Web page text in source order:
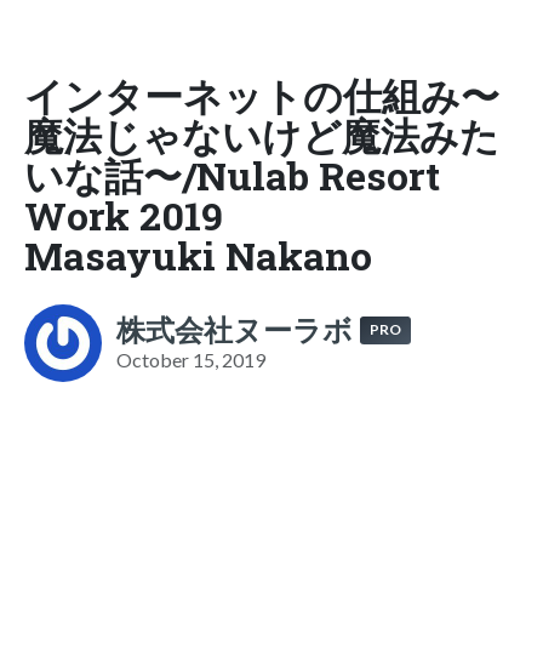
インターネットの仕組み〜
魔法じゃないけど魔法みた
いな話〜/Nulab Resort
Work 2019
Masayuki Nakano
株式会社ヌーラボ PRO
October 15, 2019